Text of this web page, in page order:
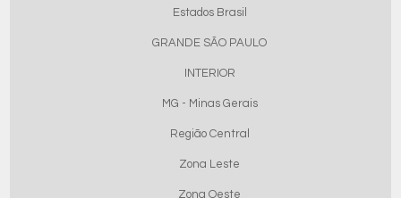
Estados Brasil
GRANDE SÃO PAULO
INTERIOR
MG - Minas Gerais
Região Central
Zona Leste
Zona Oeste